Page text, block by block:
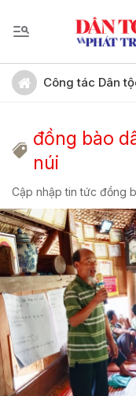
Công tác Dân
đồng bào
núi
Cập nhập tin tức đồng